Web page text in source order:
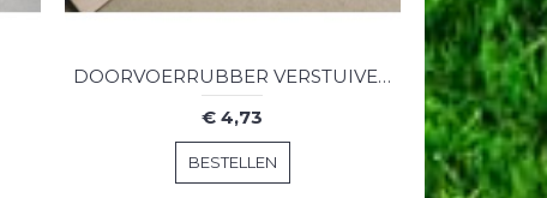
DOORVOERRUBBER VERSTUIVERLEIDING
€ 4,73
BESTELLEN